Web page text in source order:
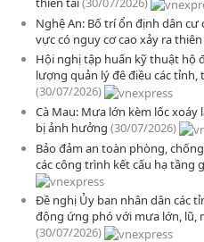
Nghệ An: Bố trí ổn định dân cư
vực có nguy cơ cao xảy ra
Hội nghị tập huấn kỹ thuật hộ
lượng quản lý đê điều các tỉnh,
(30/07/2026)
Cà Mau: Mưa lớn kèm lốc
bị ảnh hưởng (30/07/2026)
Bảo đảm an toàn phòng,
các công trình kết cấu hạ tầng
Đề nghị Ủy ban nhân dân các
động ứng phó với mưa lớn, lũ,
(30/07/2026)